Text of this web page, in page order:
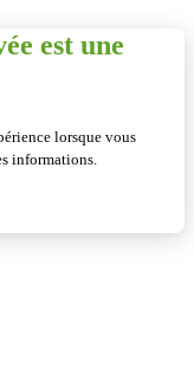
est une
lorsque vous
informations.